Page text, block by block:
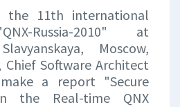
11th international
Russia-2010" at
Moscow,
Chief Software Architect
a report "Secure
the Real-time QNX